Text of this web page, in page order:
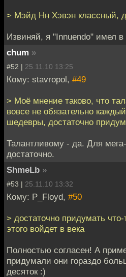
> Мэйд Нн Хэвэн классный,
Извиняй, я "Innuendo" имел в
chum »
#52 | 25.11.10 13:25
Кому: stavropol, #49
> Моё мнение таково, что
вовсе не обязательно
шедевры, достаточно
Талантливому - да. Для
достаточно.
ShmeLb »
#53 | 25.11.10 13:32
Кому: P_Floyd, #50
> достаточно придумать
этого войдет в века
Полностью согласен! А
придумали они гораздо
десяток :)